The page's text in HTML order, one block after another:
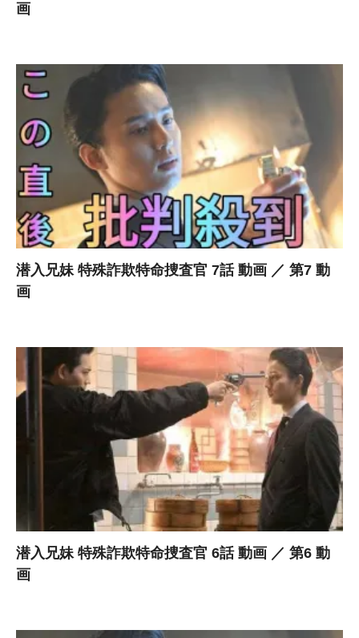
画
潜入兄妹 特殊詐欺特命捜査官 7話 動画 ／ 第7 動
画
潜入兄妹 特殊詐欺特命捜査官 6話 動画 ／ 第6 動
画